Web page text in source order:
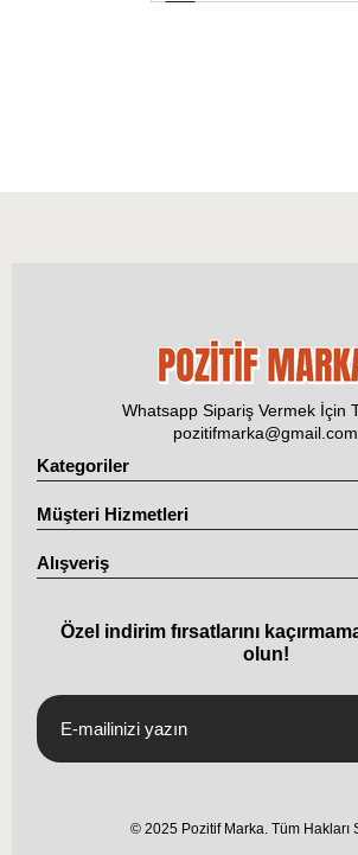
Whatsapp Sipariş Vermek İçin
pozitifmarka@gmail.com
Kategoriler
Müşteri Hizmetleri
Alışveriş
Özel indirim fırsatlarını
olun!
© 2025 Pozitif Marka. Tüm Hakları